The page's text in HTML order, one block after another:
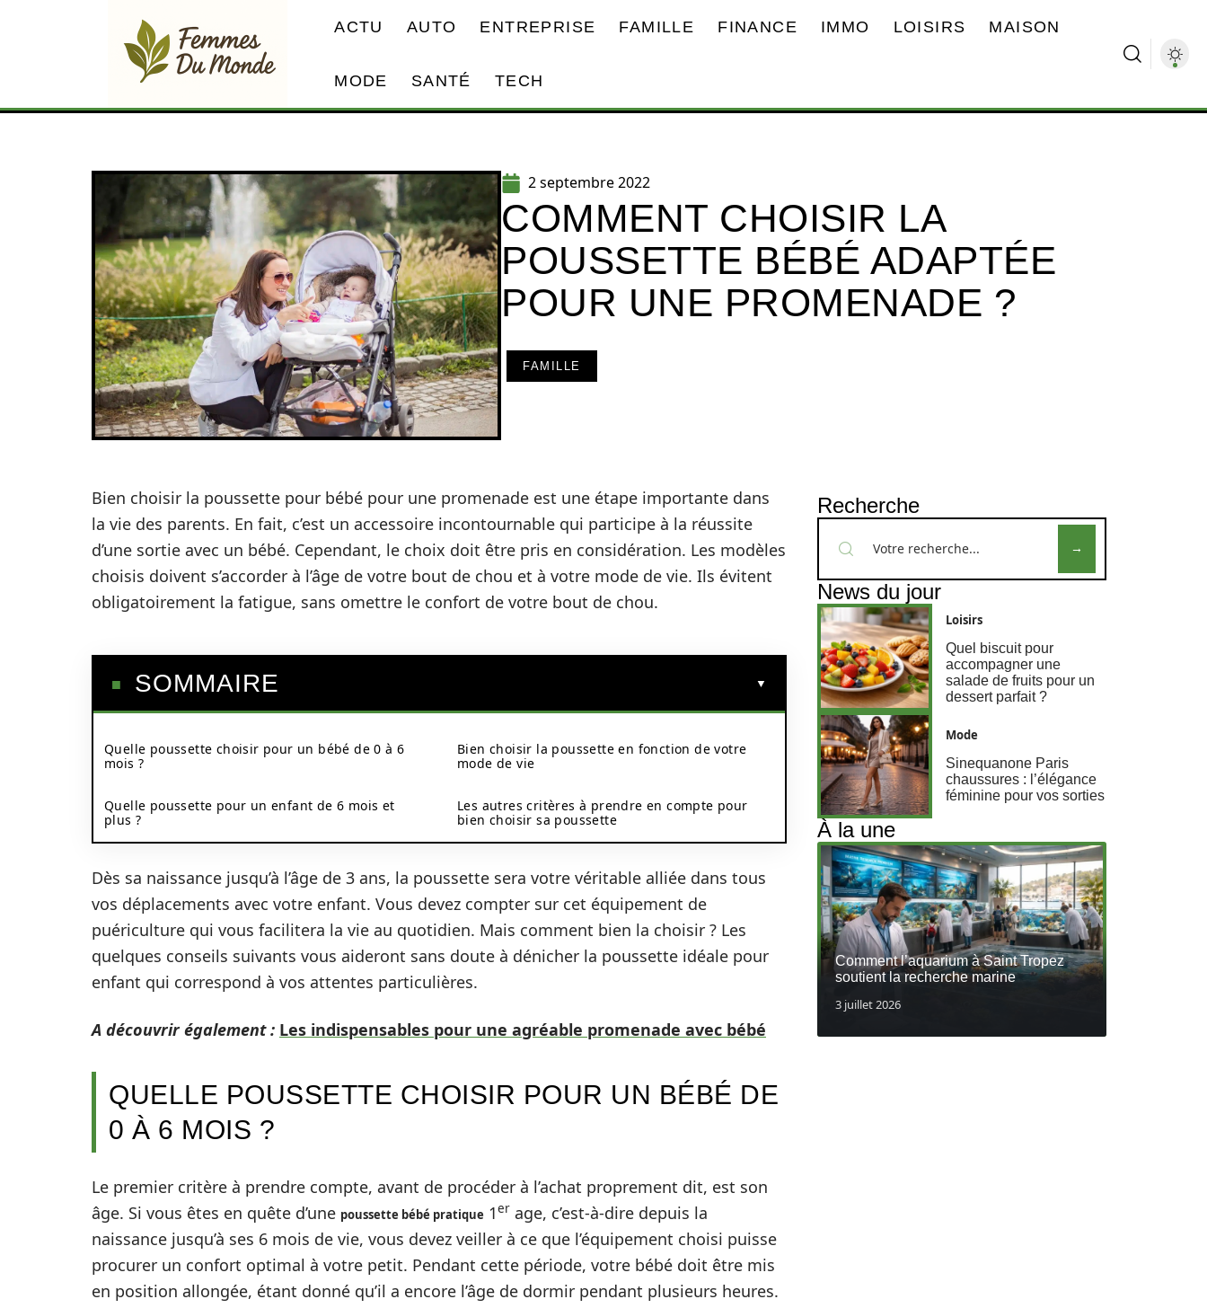
ACTU AUTO ENTREPRISE FAMILLE FINANCE IMMO LOISIRS MAISON
MODE SANTÉ TECH
2 septembre 2022
COMMENT CHOISIR LA
POUSSETTE BÉBÉ ADAPTÉE
POUR UNE PROMENADE ?
FAMILLE
Bien choisir la poussette pour bébé pour une promenade est une étape importante dans
la vie des parents. En fait, c’est un accessoire incontournable qui participe à la réussite
d’une sortie avec un bébé. Cependant, le choix doit être pris en considération. Les modèles
choisis doivent s’accorder à l’âge de votre bout de chou et à votre mode de vie. Ils évitent
obligatoirement la fatigue, sans omettre le confort de votre bout de chou.
SOMMAIRE
Quelle poussette choisir pour un bébé de 0 à 6
mois ?
Quelle poussette pour un enfant de 6 mois et
plus ?
Bien choisir la poussette en fonction de votre
mode de vie
Les autres critères à prendre en compte pour
bien choisir sa poussette
Dès sa naissance jusqu’à l’âge de 3 ans, la poussette sera votre véritable alliée dans tous
vos déplacements avec votre enfant. Vous devez compter sur cet équipement de
puériculture qui vous facilitera la vie au quotidien. Mais comment bien la choisir ? Les
quelques conseils suivants vous aideront sans doute à dénicher la poussette idéale pour
enfant qui correspond à vos attentes particulières.
A découvrir également : Les indispensables pour une agréable promenade avec bébé
QUELLE POUSSETTE CHOISIR POUR UN BÉBÉ DE
0 À 6 MOIS ?
Le premier critère à prendre compte, avant de procéder à l’achat proprement dit, est son
âge. Si vous êtes en quête d’une poussette bébé pratique 1er age, c’est-à-dire depuis la
naissance jusqu’à ses 6 mois de vie, vous devez veiller à ce que l’équipement choisi puisse
procurer un confort optimal à votre petit. Pendant cette période, votre bébé doit être mis
en position allongée, étant donné qu’il a encore l’âge de dormir pendant plusieurs heures.
Recherche
News du jour
Loisirs
Quel biscuit pour
accompagner une
salade de fruits pour un
dessert parfait ?
Mode
Sinequanone Paris
chaussures : l’élégance
féminine pour vos sorties
À la une
Comment l’aquarium à Saint Tropez
soutient la recherche marine
3 juillet 2026